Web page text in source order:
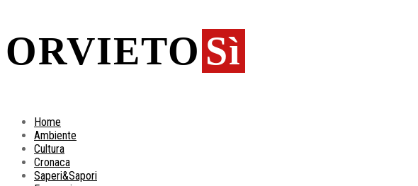
ORVIETO Sì
Home
Ambiente
Cultura
Cronaca
Saperi&Sapori